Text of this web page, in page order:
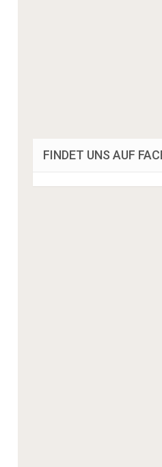
FINDET UNS AUF